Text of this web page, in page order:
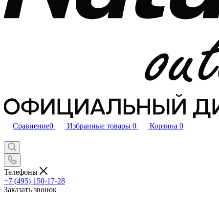
Сравнение0 Избранные товары 0 Корзина 0
Телефоны
+7 (495) 150-17-28
Заказать звонок